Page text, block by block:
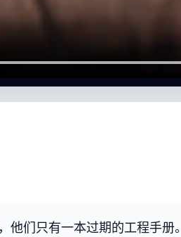
们只有一本过期的工程手册。